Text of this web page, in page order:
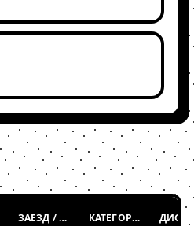
ЗАЕЗД / ТАБЛИЦА КАТЕГОРИЯ